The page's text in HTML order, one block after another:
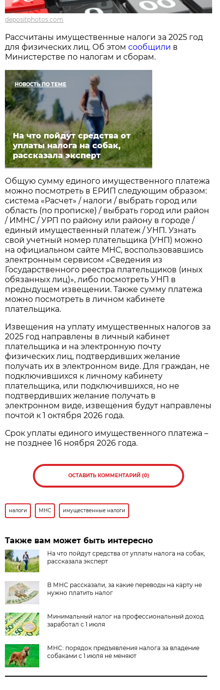
depositphotos.com
Рассчитаны имущественные налоги за 2025 год
для физических лиц. Об этомсообщили в
Министерстве по налогам и сборам.
НОВОСТЬ ПО ТЕМЕ
На что пойдут средства от
уплаты налога на собак,
рассказала эксперт
Общую сумму единого имущественного платежа
можно посмотреть в ЕРИП следующим образом:
система «Расчет» / налоги / выбрать город или
область (по прописке) / выбрать город или район
/ ИМНС / УРП по району или району в городе /
единый имущественный платеж / УНП. Узнать
свой учетный номер плательщика (УНП) можно
на официальном сайте МНС, воспользовавшись
электронным сервисом «Сведения из
Государственного реестра плательщиков (иных
обязанных лиц)», либо посмотреть УНП в
предыдущем извещении. Также сумму платежа
можно посмотреть в личном кабинете
плательщика.
Извещения на уплату имущественных налогов за
2025 год направлены в личный кабинет
плательщика и на электронную почту
физических лиц, подтвердивших желание
получать их в электронном виде. Для граждан, не
подключившихся к личному кабинету
плательщика, или подключившихся, но не
подтвердивших желание получать в
электронном виде, извещения будут направлены
почтой к 1 октября 2026 года.
Срок уплаты единого имущественного платежа –
не позднее 16 ноября 2026 года.
ОСТАВИТЬ КОММЕНТАРИЙ (0)
налоги МНС имущественные налоги
Также вам может быть интересно
На что пойдут средства от уплаты налога на собак,
рассказала эксперт
В МНС рассказали, за какие переводы на карту не
нужно платить налог
Минимальный налог на профессиональный доход
заработал с 1 июля
МНС: порядок предъявления налога за владение
собаками с 1 июля не меняют